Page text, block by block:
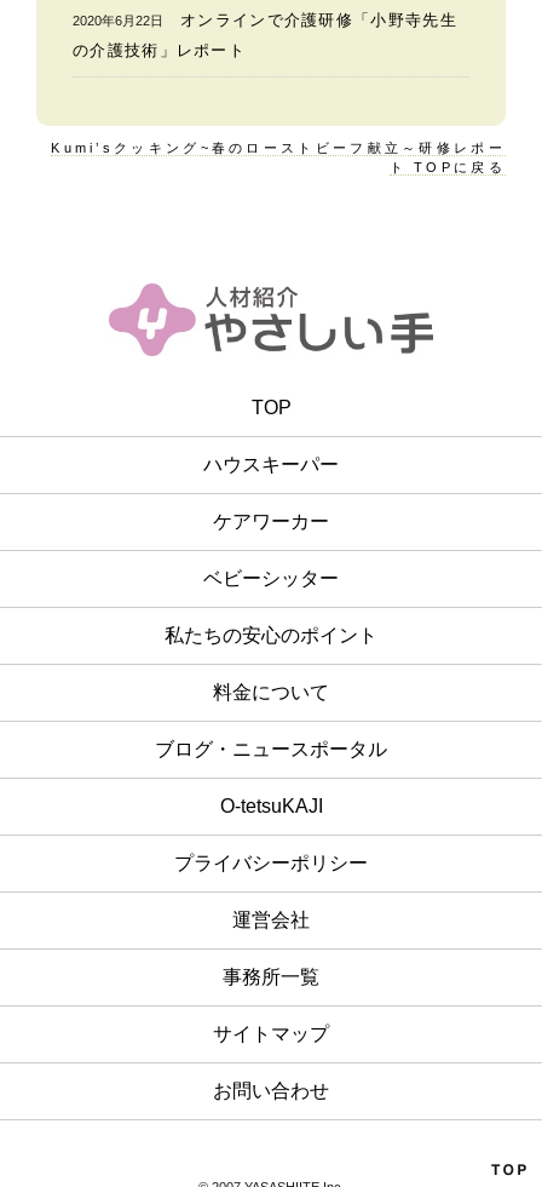
2020年6月22日
オンラインで介護研修「小野寺先生
の介護技術」レポート
Kumi’sクッキング~春のローストビーフ献立～研修レポー
ト TOPに戻る
TOP
ハウスキーパー
ケアワーカー
ベビーシッター
私たちの安心のポイント
料金について
ブログ・ニュースポータル
O-tetsuKAJI
プライバシーポリシー
運営会社
事務所一覧
サイトマップ
お問い合わせ